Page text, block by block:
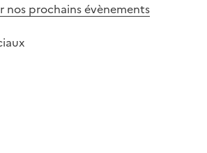
nos prochains évènements